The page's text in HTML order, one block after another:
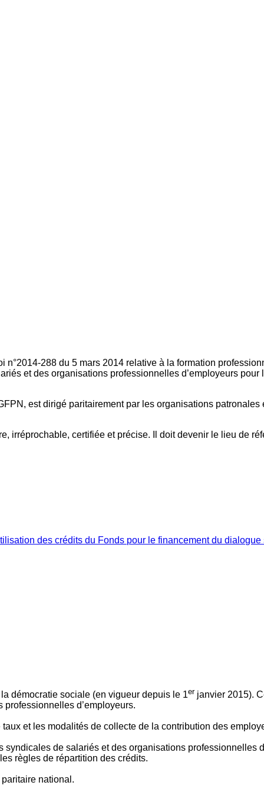
288 du 5 mars 2014 relative à la formation
et des organisations professionnelles d’employeurs
est dirigé paritairement par les organisations
irréprochable, certifiée et précise. Il doit devenir le lieu de
des crédits du Fonds pour le financement du dialogue
démocratie sociale (en vigueur depuis le 1er janvier 2015).
d’employeurs.
et les modalités de collecte de la contribution des
de salariés et des organisations professionnelles
règles de répartition des crédits.
national.